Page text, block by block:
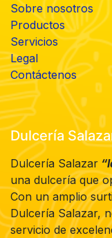
Sobre nosotros
Productos
Servicios
Legal
Contáctenos
Dulcería
Dulcería Salazar
una dulcería que
Con un amplio
Dulcería Salazar,
servicio de